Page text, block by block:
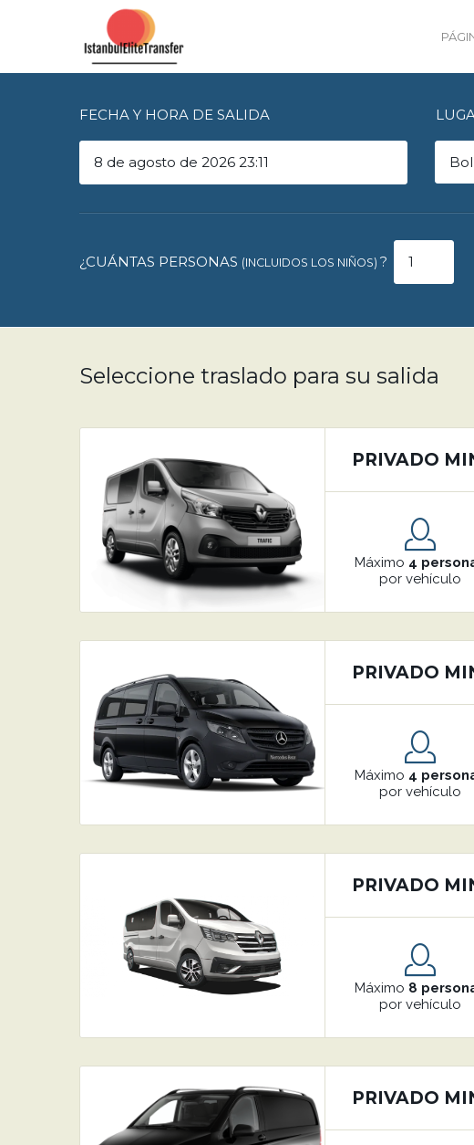
FECHA Y HORA DE SALIDA
¿CUÁNTAS PERSONAS (INCLUIDOS LOS NIÑOS) ?
Seleccione traslado para su salida
PRIVADO
Máximo 4
por vehículo
PRIVADO
Máximo 4
por vehículo
PRIVADO
Máximo 8
por vehículo
PRIVADO